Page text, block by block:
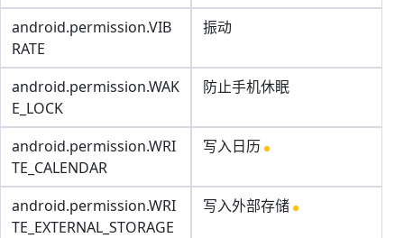
android.permission.VIB
RATE
振动
android.permission.WAK
E_LOCK
防止手机休眠
android.permission.WRI
TE_CALENDAR
写入日历
android.permission.WRI
TE_EXTERNAL_STORAGE
写入外部存储